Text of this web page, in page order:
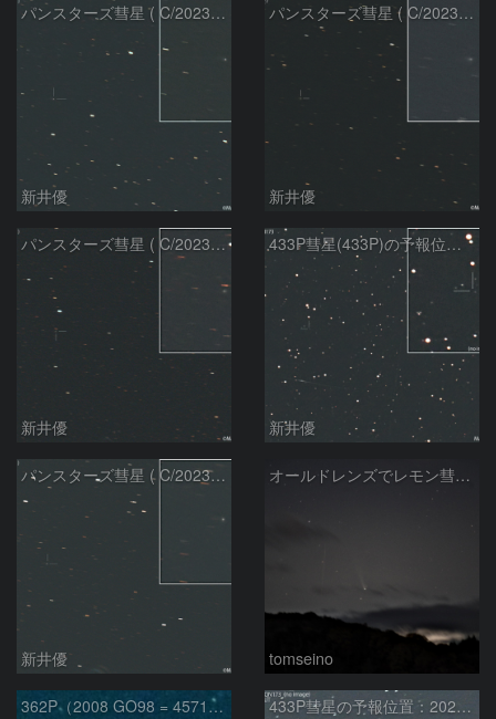
パンスターズ彗星 ( C/2023R1 )：2026/07/09
新井優
パンスターズ彗星 ( C/2023R1 ) ：2026/07/08
新井優
パンスターズ彗星 ( C/2023R1 ) ：2026/05/20
新井優
433P彗星(433P)の予報位置：2026/05/30
新井優
パンスターズ彗星 ( C/2023R1 ) ：2026/05/30
新井優
オールドレンズでレモン彗星11/9
tomseino
362P（2008 GO98 = 457175） 433P彗星の予報位置：2025/05/04